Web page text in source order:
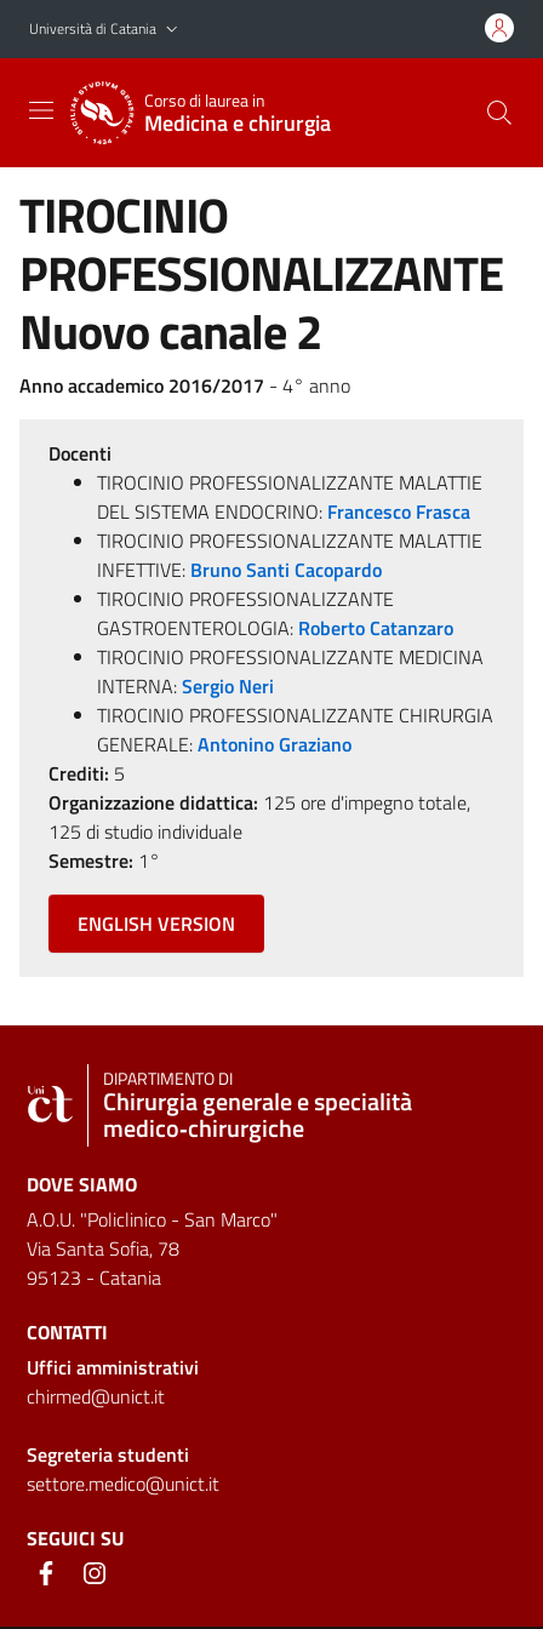
Vai al contenuto principale
Vai al menu di navigazione
Università di Catania
Corso di laurea in
Medicina e chirurgia
TIROCINIO
PROFESSIONALIZZANTE
Nuovo canale 2
Anno accademico 2016/2017 - 4° anno
Docenti
TIROCINIO PROFESSIONALIZZANTE MALATTIE
DEL SISTEMA ENDOCRINO: Francesco Frasca
TIROCINIO PROFESSIONALIZZANTE MALATTIE
INFETTIVE: Bruno Santi Cacopardo
TIROCINIO PROFESSIONALIZZANTE
GASTROENTEROLOGIA: Roberto Catanzaro
TIROCINIO PROFESSIONALIZZANTE MEDICINA
INTERNA:Sergio Neri
TIROCINIO PROFESSIONALIZZANTE CHIRURGIA
GENERALE:Antonino Graziano
Crediti: 5
Organizzazione didattica: 125 ore d'impegno totale,
125 di studio individuale
Semestre: 1°
ENGLISH VERSION
DIPARTIMENTO DI
Chirurgia generale e specialità
medico‑chirurgiche
DOVE SIAMO
A.O.U. "Policlinico - San Marco"
Via Santa Sofia, 78
95123 - Catania
CONTATTI
Uffici amministrativi
chirmed@unict.it
Segreteria studenti
settore.medico@unict.it
SEGUICI SU